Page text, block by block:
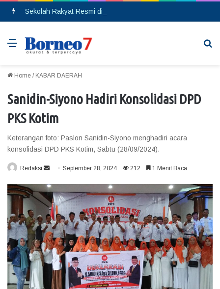
Menu
Home / KABAR DAERAH
Sanidin-Siyono Hadiri Konsolidasi DPD
PKS Kotim
Keterangan foto: Paslon Sanidin-Siyono menghadiri acara
konsolidasi DPD PKS Kotim, Sabtu (28/09/2024).
Redaksi
n
d
a
n
e
m
a
September 28, 2024 212 1 Menit Baca